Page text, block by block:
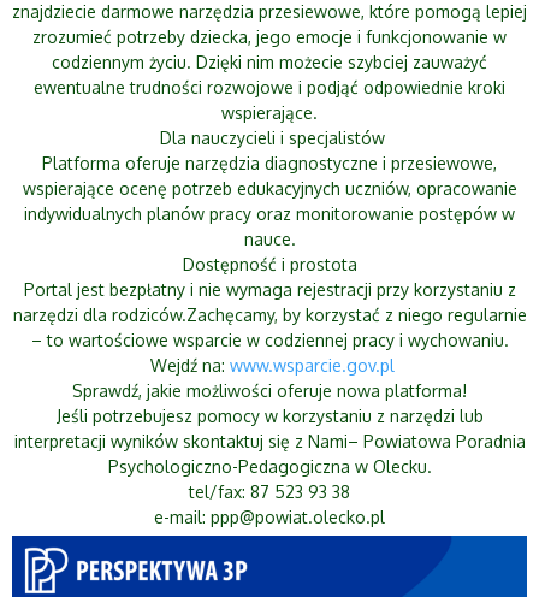
znajdziecie darmowe narzędzia przesiewowe, które pomogą lepiej
zrozumieć potrzeby dziecka, jego emocje i funkcjonowanie w
codziennym życiu. Dzięki nim możecie szybciej zauważyć
ewentualne trudności rozwojowe i podjąć odpowiednie kroki
wspierające.
Dla nauczycieli i specjalistów
Platforma oferuje narzędzia diagnostyczne i przesiewowe,
wspierające ocenę potrzeb edukacyjnych uczniów, opracowanie
indywidualnych planów pracy oraz monitorowanie postępów w
nauce.
Dostępność i prostota
Portal jest bezpłatny i nie wymaga rejestracji przy korzystaniu z
narzędzi dla rodziców.Zachęcamy, by korzystać z niego regularnie
– to wartościowe wsparcie w codziennej pracy i wychowaniu.
Wejdź na: www.wsparcie.gov.pl
Sprawdź, jakie możliwości oferuje nowa platforma!
Jeśli potrzebujesz pomocy w korzystaniu z narzędzi lub
interpretacji wyników skontaktuj się z Nami– Powiatowa Poradnia
Psychologiczno-Pedagogiczna w Olecku.
tel/fax: 87 523 93 38
e-mail: ppp@powiat.olecko.pl